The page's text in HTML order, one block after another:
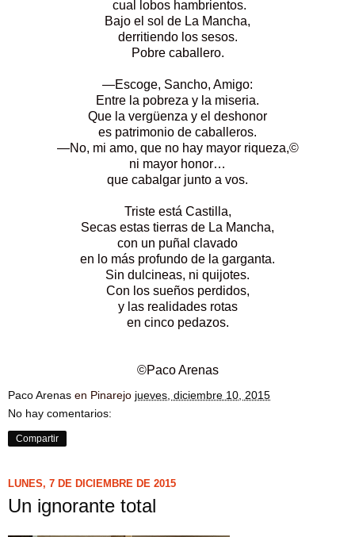
cual lobos hambrientos.
Bajo el sol de La Mancha,
derritiendo los sesos.
Pobre caballero.
—Escoge, Sancho, Amigo:
Entre la pobreza y la miseria.
Que la vergüenza y el deshonor
es patrimonio de caballeros.
—No, mi amo, que no hay mayor riqueza,©
ni mayor honor…
que cabalgar junto a vos.
Triste está Castilla,
Secas estas tierras de La Mancha,
con un puñal clavado
en lo más profundo de la garganta.
Sin dulcineas, ni quijotes.
Con los sueños perdidos,
y las realidades rotas
en cinco pedazos.
©Paco Arenas
Paco Arenas en Pinarejo jueves, diciembre 10, 2015
No hay comentarios:
Compartir
LUNES, 7 DE DICIEMBRE DE 2015
Un ignorante total